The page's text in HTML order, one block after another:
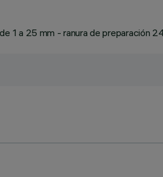
1 a 25 mm - ranura de preparación